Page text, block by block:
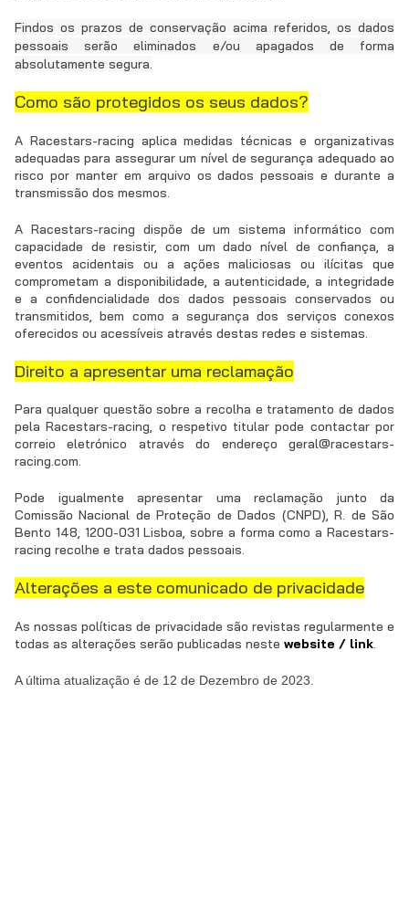
Findos os prazos de conservação acima referidos, os dados
pessoais serão eliminados e/ou apagados de forma
absolutamente segura.
Como são protegidos os seus dados?
A Racestars-racing aplica medidas técnicas e organizativas
adequadas para assegurar um nível de segurança adequado ao
risco por manter em arquivo os dados pessoais e durante a
transmissão dos mesmos.
A Racestars-racing dispõe de um sistema informático com
capacidade de resistir, com um dado nível de confiança, a
eventos acidentais ou a ações maliciosas ou ilícitas que
comprometam a disponibilidade, a autenticidade, a integridade
e a confidencialidade dos dados pessoais conservados ou
transmitidos, bem como a segurança dos serviços conexos
oferecidos ou acessíveis através destas redes e sistemas.
Direito a apresentar uma reclamação
Para qualquer questão sobre a recolha e tratamento de dados
pela Racestars-racing, o respetivo titular pode contactar por
correio eletrónico através do endereço geral@racestars-
racing.com.
Pode igualmente apresentar uma reclamação junto da
Comissão Nacional de Proteção de Dados (CNPD), R. de São
Bento 148, 1200-031 Lisboa, sobre a forma como a Racestars-
racing recolhe e trata dados pessoais.
Alterações a este comunicado de privacidade
As nossas políticas de privacidade são revistas regularmente e
todas as alterações serão publicadas neste website / link.
A última atualização é de 12 de Dezembro de 2023.